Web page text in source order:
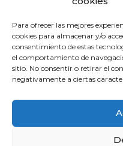
Para ofrecer las mejores
cookies para almacenar y/o
consentimiento de estas
el comportamiento de
sitio. No consentir o retirar el
negativamente a ciertas
que refuerza el
con la calidad
mejora continua del